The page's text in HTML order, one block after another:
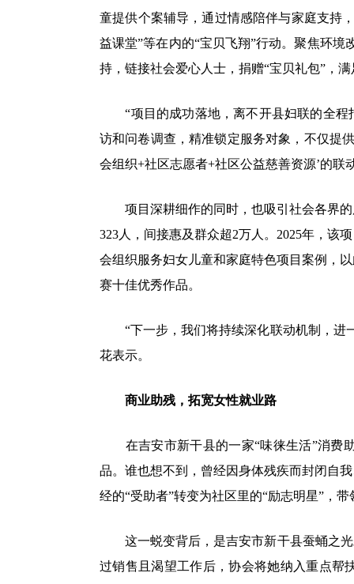
童提供个案辅导，通过情感陪伴与家庭支持
益课堂”等在内的“宝贝飞翔”行动。聚焦环
持，链接社会爱心人士，捐赠“宝贝礼包”，
“项目的成功落地，离不开县妇联的全程
访和问卷调查，精准锁定服务对象，不仅提
会组织+社区志愿者+社区公益慈善资源’的联
项目深耕细作的同时，也吸引社会各界的
323人，间接惠及群众超2万人。2025年，该
会组织服务妇女儿童和家庭特色项目案例，
赛十佳优秀作品。
“下一步，我们将持续深化联动机制，进
花表示。
商业助残，拓宽女性就业路
在吉安市新干县的一家“味徕生活”消费助
品。谁也想不到，曾经因身体残疾而封闭自
经的“受助者”转变为社区里的“励志明星”，
这一蜕变背后，是吉安市新干县蚕蛹之光
过销售且渴望工作后，协会将她纳入重点帮